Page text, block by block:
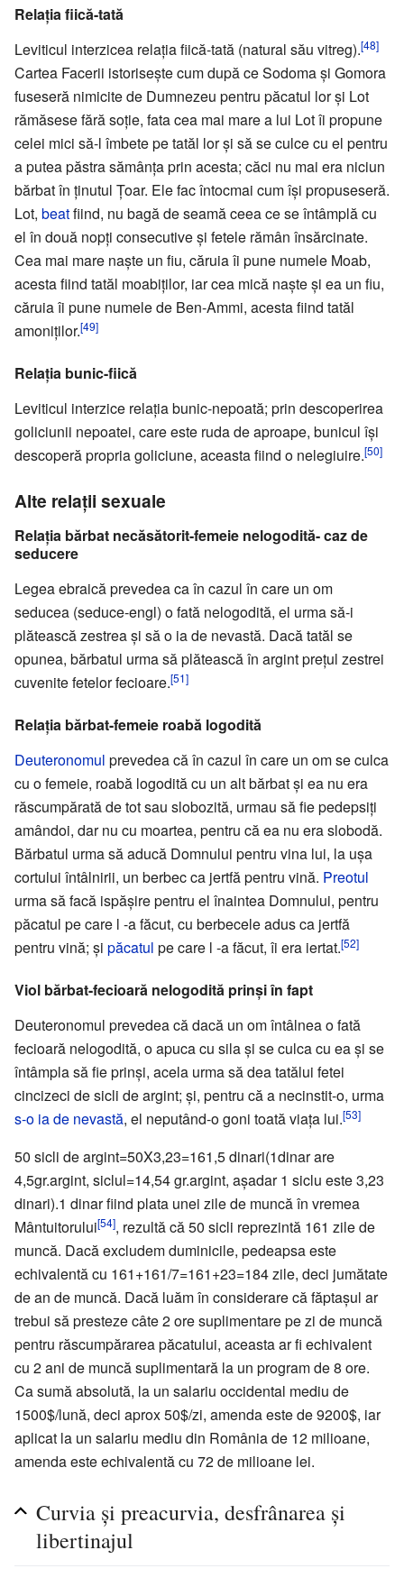
Relația fiică-tată
Leviticul interzicea relația fiică-tată (natural său vitreg).[48]
Cartea Facerii istorisește cum după ce Sodoma și Gomora
fuseseră nimicite de Dumnezeu pentru păcatul lor și Lot
rămăsese fără soție, fata cea mai mare a lui Lot îi propune
celei mici să-l îmbete pe tatăl lor și să se culce cu el pentru
a putea păstra sămânța prin acesta; căci nu mai era niciun
bărbat în ținutul Țoar. Ele fac întocmai cum își propuseseră.
Lot, beatfiind, nu bagă de seamă ceea ce se întâmplă cu
el în două nopți consecutive și fetele rămân însărcinate.
Cea mai mare naște un fiu, căruia îi pune numele Moab,
acesta fiind tatăl moabiților, iar cea mică naște și ea un fiu,
căruia îi pune numele de Ben-Ammi, acesta fiind tatăl
amoniților.[49]
Relația bunic-fiică
Leviticul interzice relația bunic-nepoată; prin descoperirea
goliciunii nepoatei, care este ruda de aproape, bunicul își
descoperă propria goliciune, aceasta fiind o nelegiuire.[50]
Alte relaţii sexuale
Relația bărbat necăsătorit-femeie nelogodită- caz de
seducere
Legea ebraică prevedea ca în cazul în care un om
seducea (seduce-engl) o fată nelogodită, el urma să-i
plătească zestrea și să o ia de nevastă. Dacă tatăl se
opunea, bărbatul urma să plătească în argint prețul zestrei
cuvenite fetelor fecioare.[51]
Relația bărbat-femeie roabă logodită
Deuteronomul prevedea că în cazul în care un om se culca
cu o femeie, roabă logodită cu un alt bărbat și ea nu era
răscumpărată de tot sau slobozită, urmau să fie pedepsiți
amândoi, dar nu cu moartea, pentru că ea nu era slobodă.
Bărbatul urma să aducă Domnului pentru vina lui, la ușa
cortului întâlnirii, un berbec ca jertfă pentru vină. Preotul
urma să facă ispășire pentru el înaintea Domnului, pentru
păcatul pe care l -a făcut, cu berbecele adus ca jertfă
pentru vină; și păcatul pe care l -a făcut, îi era iertat.[52]
Viol bărbat-fecioară nelogodită prinși în fapt
Deuteronomul prevedea că dacă un om întâlnea o fată
fecioară nelogodită, o apuca cu sila și se culca cu ea și se
întâmpla să fie prinși, acela urma să dea tatălui fetei
cincizeci de sicli de argint; și, pentru că a necinstit-o, urma
s-o ia de nevastă, el neputând-o goni toată viața lui.[53]
50 sicli de argint=50X3,23=161,5 dinari(1dinar are
4,5gr.argint, siclul=14,54 gr.argint, așadar 1 siclu este 3,23
dinari).1 dinar fiind plata unei zile de muncă în vremea
Mântuitorului[54], rezultă că 50 sicli reprezintă 161 zile de
muncă. Dacă excludem duminicile, pedeapsa este
echivalentă cu 161+161/7=161+23=184 zile, deci jumătate
de an de muncă. Dacă luăm în considerare că făptașul ar
trebui să presteze câte 2 ore suplimentare pe zi de muncă
pentru răscumpărarea păcatului, aceasta ar fi echivalent
cu 2 ani de muncă suplimentară la un program de 8 ore.
Ca sumă absolută, la un salariu occidental mediu de
1500$/lună, deci aprox 50$/zi, amenda este de 9200$, iar
aplicat la un salariu mediu din România de 12 milioane,
amenda este echivalentă cu 72 de milioane lei.
Curvia și preacurvia, desfrânarea și
libertinajul